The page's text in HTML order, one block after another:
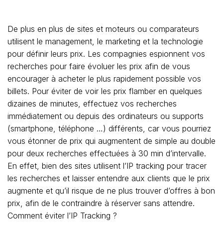
De plus en plus de sites et moteurs ou comparateurs
utilisent le management, le marketing et la technologie
pour définir leurs prix. Les compagnies espionnent vos
recherches pour faire évoluer les prix afin de vous
encourager à acheter le plus rapidement possible vos
billets. Pour éviter de voir les prix flamber en quelques
dizaines de minutes, effectuez vos recherches
immédiatement ou depuis des ordinateurs ou supports
(smartphone, téléphone …) différents, car vous pourriez
vous étonner de prix qui augmentent de simple au double
pour deux recherches effectuées à 30 min d’intervalle.
En effet, bien des sites utilisent l’IP tracking pour tracer
les recherches et laisser entendre aux clients que le prix
augmente et qu’il risque de ne plus trouver d’offres à bon
prix, afin de le contraindre à réserver sans attendre.
Comment éviter l’IP Tracking ?